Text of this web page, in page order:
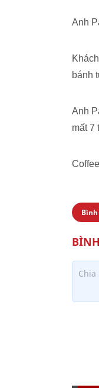
Anh
bánh
Anh
mất 7
Coffee